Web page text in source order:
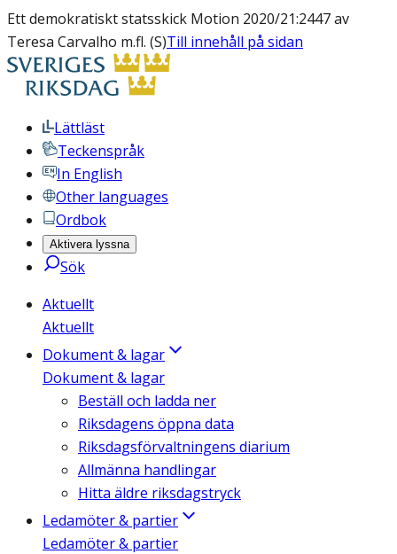
Ett demokratiskt statsskick Motion 2020/21:2447 av
Teresa Carvalho m.fl. (S)Till innehåll på sidan
Lättläst
Teckenspråk
In English
Other languages
Ordbok
Aktivera lyssna
Sök
Aktuellt
Aktuellt
Dokument & lagar
Dokument & lagar
Beställ och ladda ner
Riksdagens öppna data
Riksdagsförvaltningens diarium
Allmänna handlingar
Hitta äldre riksdagstryck
Ledamöter & partier
Ledamöter & partier